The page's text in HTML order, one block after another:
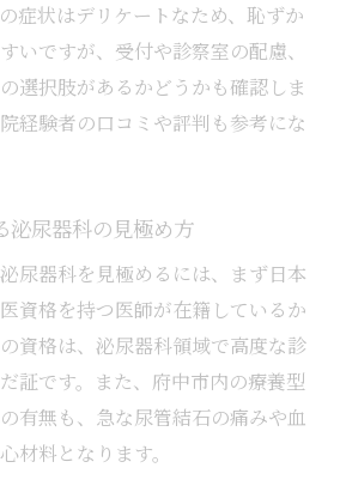
症状はデリケートなため、恥ずか
いですが、受付や診察室の配慮、
選択肢があるかどうかも確認しま
経験者の口コミや評判も参考にな
泌尿器科の見極め方
尿器科を見極めるには、まず日本
資格を持つ医師が在籍しているか
資格は、泌尿器科領域で高度な診
証です。また、府中市内の療養型
有無も、急な尿管結石の痛みや血
材料となります。